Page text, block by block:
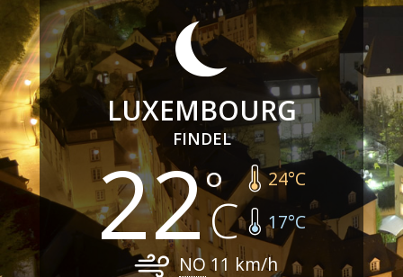
LUXEMBOURG
FINDEL
22 24°C
17°C
NO 11 km/h